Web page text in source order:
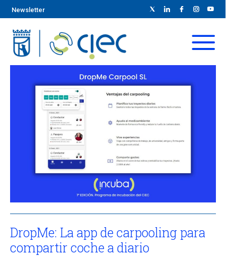
Newsletter
DropMe: La app de carpooling para
compartir coche a diario